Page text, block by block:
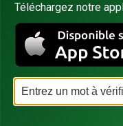
Téléchargez notre